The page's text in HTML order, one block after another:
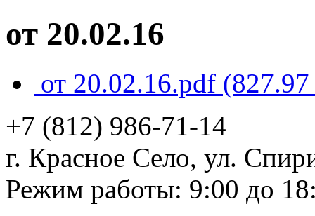
от 20.02.16
от 20.02.16.pdf
+7 (812) 986-71-14
г. Красное Село, ул.
Режим работы: 9:00 до